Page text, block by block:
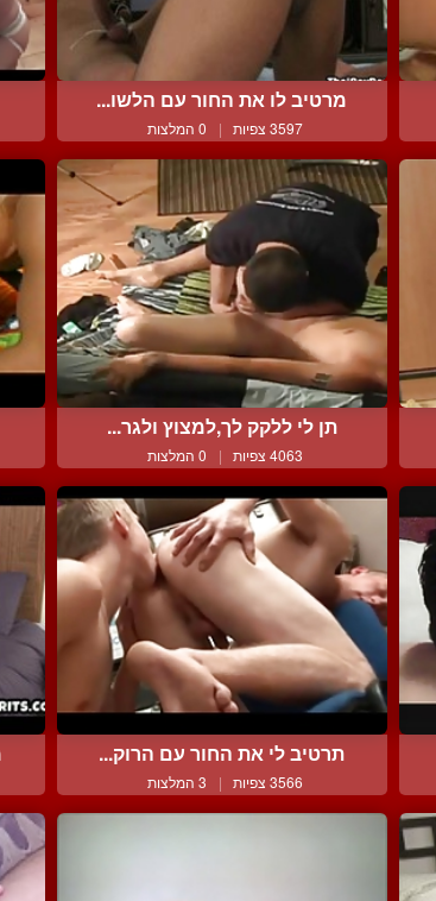
מרטיב לו את החור עם הלשו...
3597 צפיות | 0 המלצות
תן לי ללקק לך,למצוץ ולגר...
4063 צפיות | 0 המלצות
תרטיב לי את החור עם הרוק...
3566 צפיות | 3 המלצות